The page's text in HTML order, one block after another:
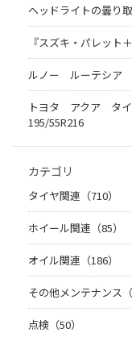
ヘッドライトの曇り
『スズキ・パレット
ルノー ルーテシア
トヨタ アクア タ
195/55R216
カテゴリ
タイヤ関連（710）
ホイール関連（85）
オイル関連（186）
その他メンテナンス（
点検（50）